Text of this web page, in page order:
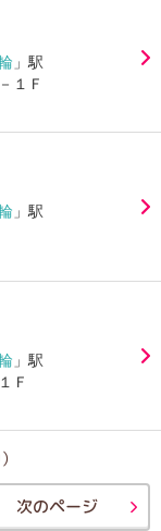
」駅
１Ｆ
」駅
」駅
Ｆ
次のページ